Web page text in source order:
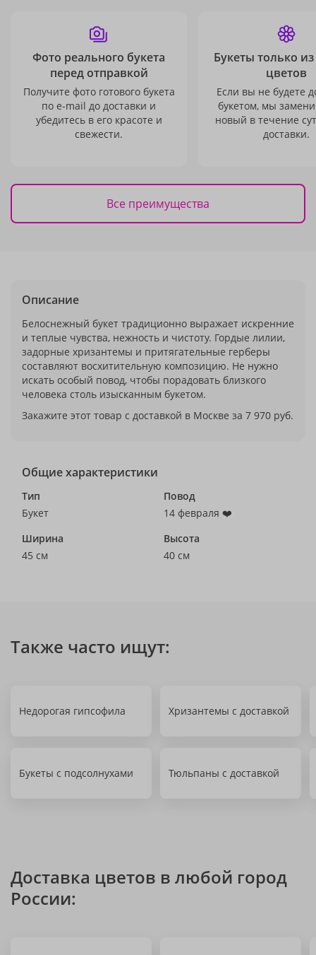
Фото реального букета
перед отправкой
Получите фото готового букета
по e-mail до доставки и
убедитесь в его красоте и
свежести.
Букеты только
цветов
Если вы не будете
букетом, мы
новый в течение
доставки.
Все преимущества
Описание
Белоснежный букет традиционно выражает искренние
и теплые чувства, нежность и чистоту. Гордые лилии,
задорные хризантемы и притягательные герберы
составляют восхитительную композицию. Не нужно
искать особый повод, чтобы порадовать близкого
человека столь изысканным букетом.
Закажите этот товар с доставкой в Москве за 7 970 руб.
Общие характеристики
Тип
Букет
Повод
14 февраля ❤️
Ширина
45 см
Высота
40 см
Также часто ищут:
Недорогая гипсофила Хризантемы с доставкой
Букеты с подсолнухами Тюльпаны с доставкой
Доставка цветов в любой город
России: